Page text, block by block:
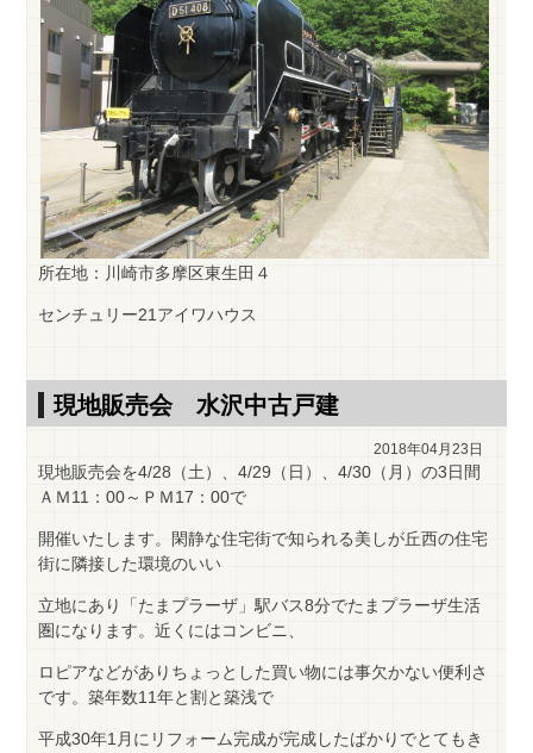
所在地：川崎市多摩区東生田４
センチュリー21アイワハウス
現地販売会 水沢中古戸建
2018年04月23日
現地販売会を4/28（土）、4/29（日）、4/30（月）の3日間
ＡＭ11：00～ＰＭ17：00で
開催いたします。閑静な住宅街で知られる美しが丘西の住宅
街に隣接した環境のいい
立地にあり「たまプラーザ」駅バス8分でたまプラーザ生活
圏になります。近くにはコンビニ、
ロピアなどがありちょっとした買い物には事欠かない便利さ
です。築年数11年と割と築浅で
平成30年1月にリフォーム完成が完成したばかりでとてもき